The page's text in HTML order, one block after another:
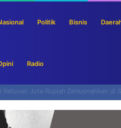
Politik Bisnis
Radio
Beras Pemerintah Jadi